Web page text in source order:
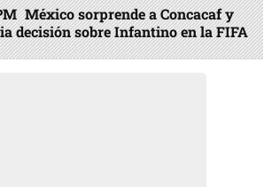
México sorprende a Concacaf y
decisión sobre Infantino en la FIFA